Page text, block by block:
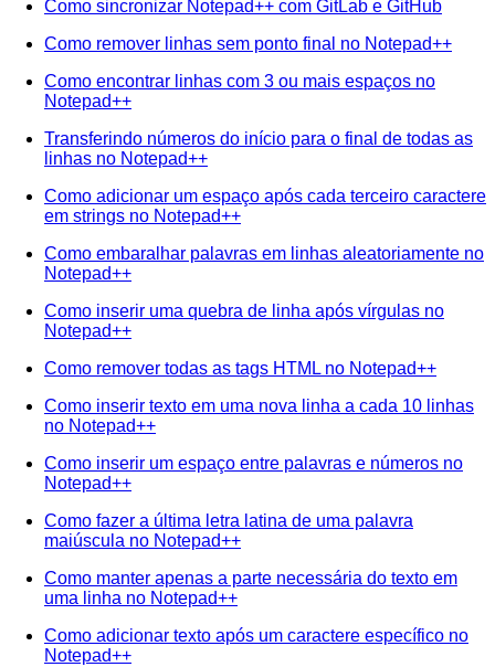
Como sincronizar Notepad++ com GitLab e GitHub
Como remover linhas sem ponto final no Notepad++
Como encontrar linhas com 3 ou mais espaços no
Notepad++
Transferindo números do início para o final de todas as
linhas no Notepad++
Como adicionar um espaço após cada terceiro caractere
em strings no Notepad++
Como embaralhar palavras em linhas aleatoriamente no
Notepad++
Como inserir uma quebra de linha após vírgulas no
Notepad++
Como remover todas as tags HTML no Notepad++
Como inserir texto em uma nova linha a cada 10 linhas
no Notepad++
Como inserir um espaço entre palavras e números no
Notepad++
Como fazer a última letra latina de uma palavra
maiúscula no Notepad++
Como manter apenas a parte necessária do texto em
uma linha no Notepad++
Como adicionar texto após um caractere específico no
Notepad++